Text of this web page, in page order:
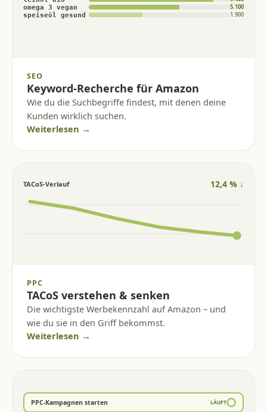
omega 3 vegan 5.100
speiseöl gesund 1.900
SEO
Keyword-Recherche für Amazon
Wie du die Suchbegriffe findest, mit denen deine
Kunden wirklich suchen.
Weiterlesen →
TACoS-Verlauf 12,4 % ↓
PPC
TACoS verstehen & senken
Die wichtigste Werbekennzahl auf Amazon – und
wie du sie in den Griff bekommst.
Weiterlesen →
PPC-Kampagnen starten LÄUFT